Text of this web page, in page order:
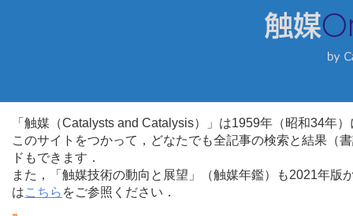
「触媒（Catalysts and Catalysis）」は1959年（昭和34年
このサイトをつかって，どなたでも全記事の検索と結果（
ドもできます．
また，「触媒技術の動向と展望」（触媒年鑑）も2021年
はこちら をご参照ください．